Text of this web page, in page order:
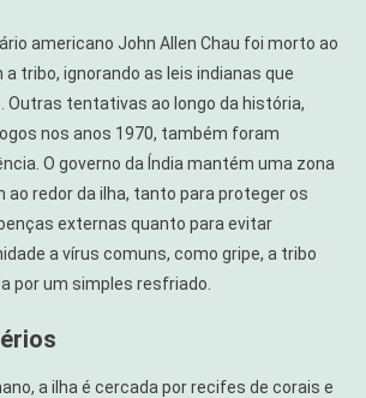
americano John Allen Chau foi morto ao
tribo, ignorando as leis indianas que
Outras tentativas ao longo da história,
nos anos 1970, também foram
O governo da Índia mantém uma zona
ao redor da ilha, tanto para proteger os
externas quanto para evitar
a vírus comuns, como gripe, a tribo
por um simples resfriado.
a ilha é cercada por recifes de corais e